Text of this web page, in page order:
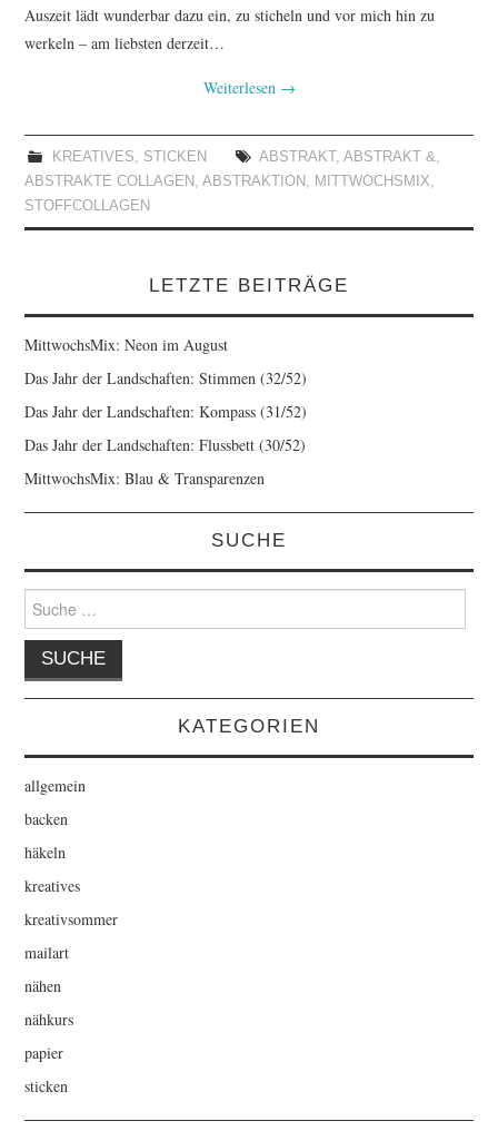
Auszeit lädt wunderbar dazu ein, zu sticheln und vor mich hin zu
werkeln – am liebsten derzeit…
Weiterlesen →
KREATIVES, STICKEN ABSTRAKT , ABSTRAKT &,
ABSTRAKTE COLLAGEN ,ABSTRAKTION , MITTWOCHSMIX,
STOFFCOLLAGEN
LETZTE BEITRÄGE
MittwochsMix: Neon im August
Das Jahr der Landschaften: Stimmen (32/52)
Das Jahr der Landschaften: Kompass (31/52)
Das Jahr der Landschaften: Flussbett (30/52)
MittwochsMix: Blau & Transparenzen
SUCHE
Suche
nach:
KATEGORIEN
allgemein
backen
häkeln
kreatives
kreativsommer
mailart
nähen
nähkurs
papier
sticken